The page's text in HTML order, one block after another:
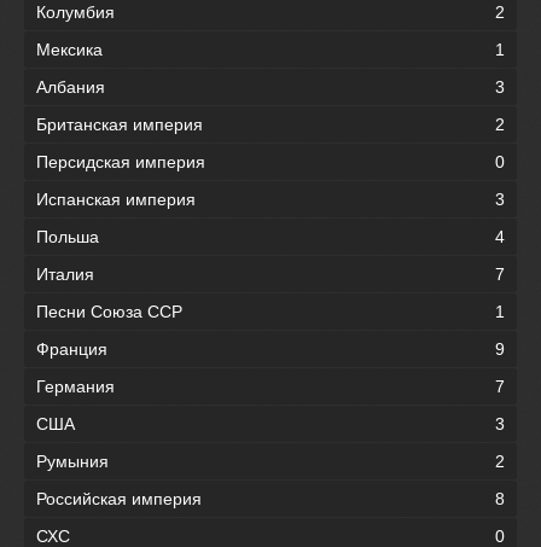
Колумбия
2
Мексика
1
Албания
3
Британская империя
2
Персидская империя
0
Испанская империя
3
Польша
4
Италия
7
Песни Союза ССР
1
Франция
9
Германия
7
США
3
Румыния
2
Российская империя
8
СХС
0